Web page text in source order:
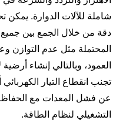
شاملة للآلات الدوارة. يمكن
دقة من خلال الجمع بين
المحتملة مثل عدم التوازن
العمود، وبالتالي إنشاء
تجنب انقطاع التيار الكهربائي
عن فشل المعدات مع الحفاظ
التشغيلي لنظام الطاقة.